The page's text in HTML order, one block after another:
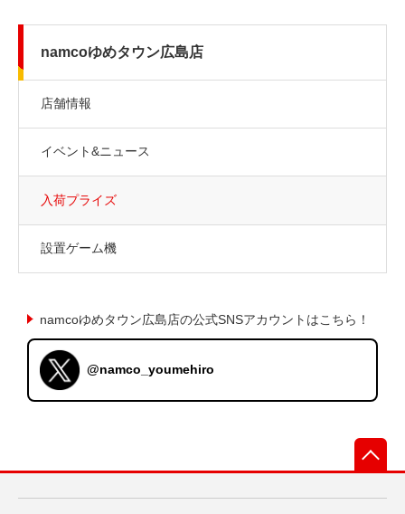
namcoゆめタウン広島店
店舗情報
イベント&ニュース
入荷プライズ
設置ゲーム機
namcoゆめタウン広島店の公式SNSアカウントはこちら！
@namco_youmehiro